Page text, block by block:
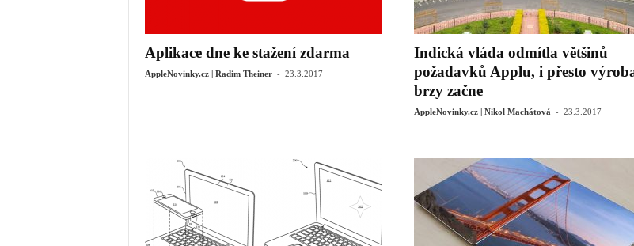
Aplikace dne ke stažení zdarma
AppleNovinky.cz | Radim Theiner - 23.3.2017
Indická vláda odmítla většinů
požadavků Applu, i přesto
brzy začne
AppleNovinky.cz | Nikol Machátová - 23.3.2017